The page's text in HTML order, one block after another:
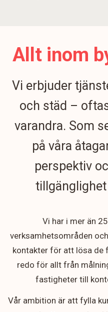
Allt inom
Vi erbjuder
och städ –
varandra. Som
på våra
perspektiv
Vi har i mer än
verksamhetsområden
kontakter för att lösa de
redo för allt från
fastigheter till
Vår ambition är att fylla